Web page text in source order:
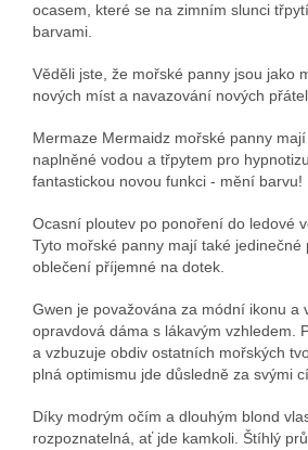
ocasem, které se na zimním slunci
barvami.
Věděli jste, že mořské panny jsou jako
nových míst a navazování nových
Mermaze Mermaidz mořské panny
naplněné vodou a třpytem pro
fantastickou novou funkci - mění barvu!
Ocasní ploutev po ponoření do ledové
Tyto mořské panny mají také jedinečné
oblečení příjemné na dotek.
Gwen je považována za módní ikonu a
opravdová dáma s lákavým vzhledem.
a vzbuzuje obdiv ostatních mořských
plná optimismu jde důsledně za svými
Díky modrým očím a dlouhým blond
rozpoznatelná, ať jde kamkoli. Štíhlý